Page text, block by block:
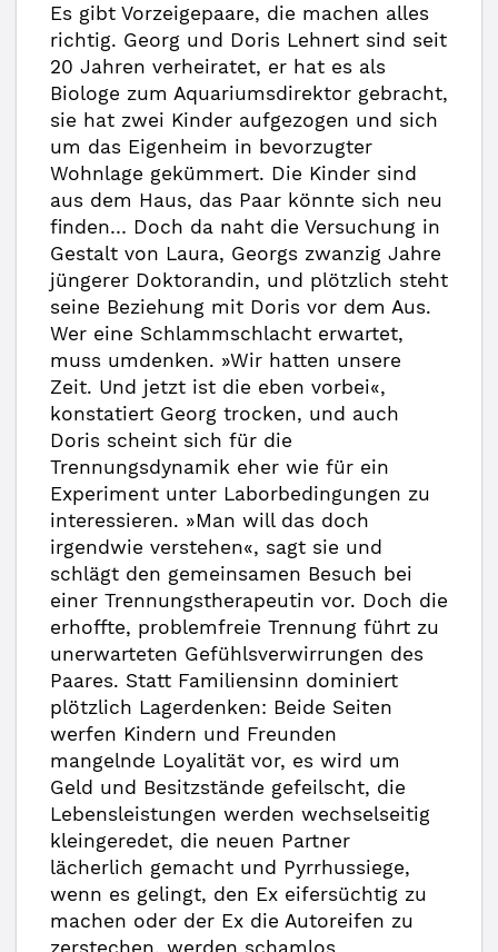
Es gibt Vorzeigepaare, die machen alles
richtig. Georg und Doris Lehnert sind seit
20 Jahren verheiratet, er hat es als
Biologe zum Aquariumsdirektor gebracht,
sie hat zwei Kinder aufgezogen und sich
um das Eigenheim in bevorzugter
Wohnlage gekümmert. Die Kinder sind
aus dem Haus, das Paar könnte sich neu
finden… Doch da naht die Versuchung in
Gestalt von Laura, Georgs zwanzig Jahre
jüngerer Doktorandin, und plötzlich steht
seine Beziehung mit Doris vor dem Aus.
Wer eine Schlammschlacht erwartet,
muss umdenken. »Wir hatten unsere
Zeit. Und jetzt ist die eben vorbei«,
konstatiert Georg trocken, und auch
Doris scheint sich für die
Trennungsdynamik eher wie für ein
Experiment unter Laborbedingungen zu
interessieren. »Man will das doch
irgendwie verstehen«, sagt sie und
schlägt den gemeinsamen Besuch bei
einer Trennungstherapeutin vor. Doch die
erhoffte, problemfreie Trennung führt zu
unerwarteten Gefühlsverwirrungen des
Paares. Statt Familiensinn dominiert
plötzlich Lagerdenken: Beide Seiten
werfen Kindern und Freunden
mangelnde Loyalität vor, es wird um
Geld und Besitzstände gefeilscht, die
Lebensleistungen werden wechselseitig
kleingeredet, die neuen Partner
lächerlich gemacht und Pyrrhussiege,
wenn es gelingt, den Ex eifersüchtig zu
machen oder der Ex die Autoreifen zu
zerstechen, werden schamlos